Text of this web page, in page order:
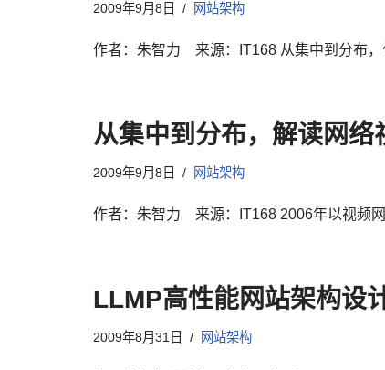
2009年9月8日 网站架构
作者：朱智力 来源：IT168 从集中到分布
从集中到分布，解读网络
2009年9月8日 网站架构
作者：朱智力 来源：IT168 2006年以视频
LLMP高性能网站架构设
2009年8月31日 网站架构